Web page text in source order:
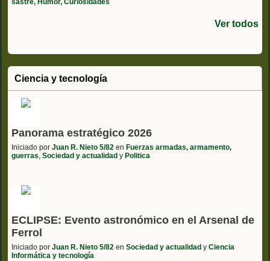
Ver todos
Ciencia y tecnología
Panorama estratégico 2026
Iniciado por Juan R. Nieto 5/82 en Fuerzas armadas, armamento,
guerras Sociedad y actualidad y Politica
ECLIPSE: Evento astronómico en el Arsenal de
Ferrol
Iniciado por Juan R. Nieto 5/82 en Sociedad y actualidad y Ciencia
Informática y tecnología